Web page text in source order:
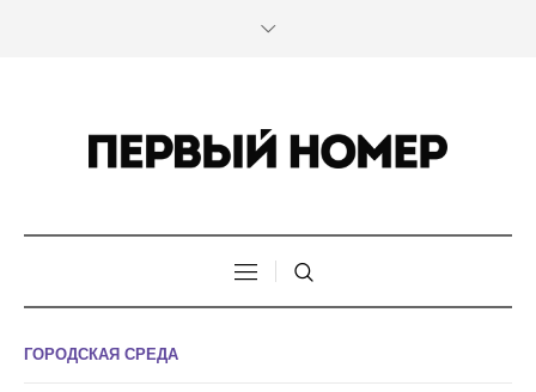
ГОРОДСКАЯ СРЕДА